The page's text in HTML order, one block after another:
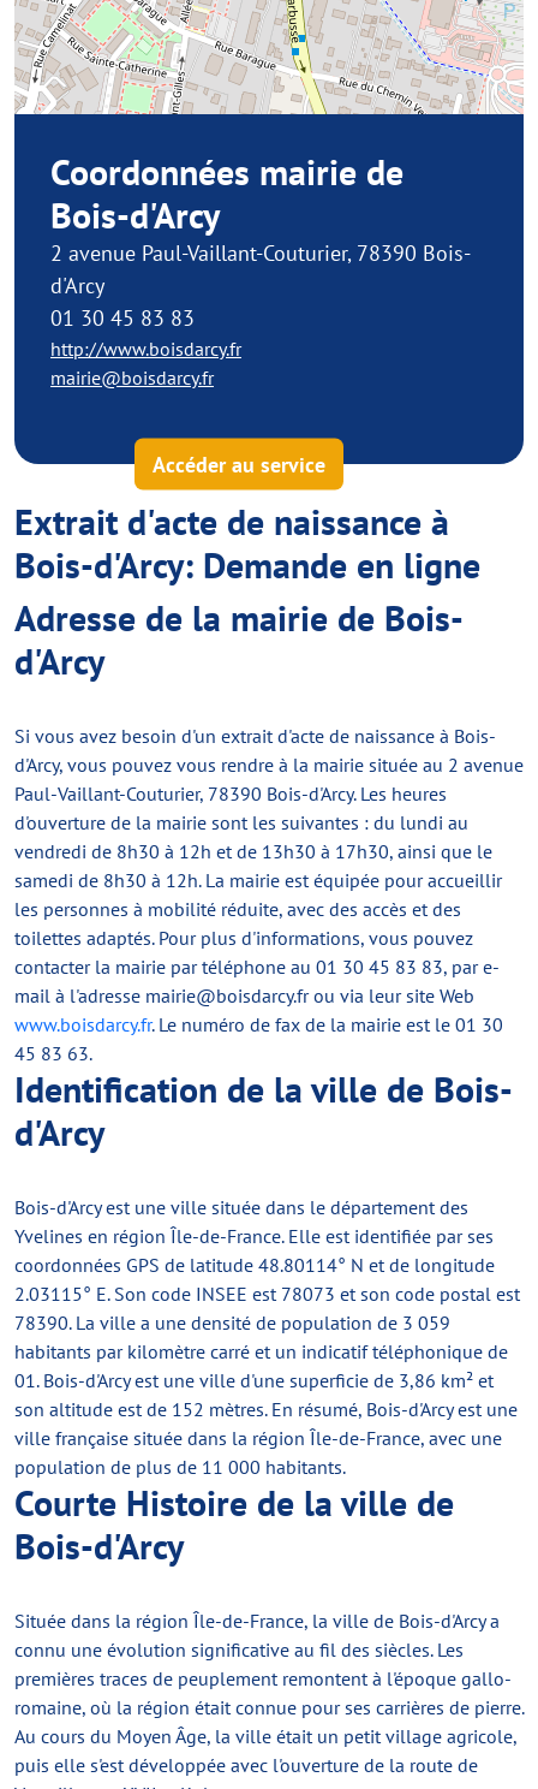
Coordonnées mairie de
Bois-d'Arcy
2 avenue Paul-Vaillant-Couturier, 78390 Bois-
d'Arcy
01 30 45 83 83
http://www.boisdarcy.fr
mairie@boisdarcy.fr
Accéder au service
Extrait d'acte de naissance à
Bois-d'Arcy: Demande en ligne
Adresse de la mairie de Bois-
d'Arcy
Si vous avez besoin d'un extrait d'acte de naissance à Bois-
d'Arcy, vous pouvez vous rendre à la mairie située au 2 avenue
Paul-Vaillant-Couturier, 78390 Bois-d'Arcy. Les heures
d'ouverture de la mairie sont les suivantes : du lundi au
vendredi de 8h30 à 12h et de 13h30 à 17h30, ainsi que le
samedi de 8h30 à 12h. La mairie est équipée pour accueillir
les personnes à mobilité réduite, avec des accès et des
toilettes adaptés. Pour plus d'informations, vous pouvez
contacter la mairie par téléphone au 01 30 45 83 83, par e-
mail à l'adresse mairie@boisdarcy.frou via leur site Web
www.boisdarcy.fr. Le numéro de fax de la mairie est le 01 30
45 83 63.
Identification de la ville de Bois-
d'Arcy
Bois-d'Arcy est une ville située dans le département des
Yvelines en région Île-de-France. Elle est identifiée par ses
coordonnées GPS de latitude 48.80114° N et de longitude
2.03115° E. Son code INSEE est 78073 et son code postal est
78390. La ville a une densité de population de 3 059
habitants par kilomètre carré et un indicatif téléphonique de
01. Bois-d'Arcy est une ville d'une superficie de 3,86 km² et
son altitude est de 152 mètres. En résumé, Bois-d'Arcy est une
ville française située dans la région Île-de-France, avec une
population de plus de 11 000 habitants.
Courte Histoire de la ville de
Bois-d'Arcy
Située dans la région Île-de-France, la ville de Bois-d'Arcy a
connu une évolution significative au fil des siècles. Les
premières traces de peuplement remontent à l'époque gallo-
romaine, où la région était connue pour ses carrières de pierre.
Au cours du Moyen Âge, la ville était un petit village agricole,
puis elle s'est développée avec l'ouverture de la route de